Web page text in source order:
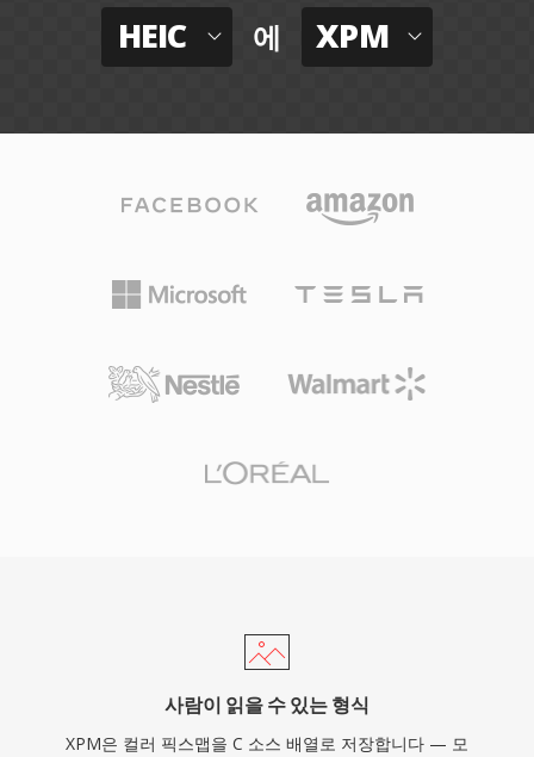
HEIC 에 XPM
사람이 읽을 수 있는 형식
XPM은 컬러 픽스맵을 C 소스 배열로 저장합니다 — 모